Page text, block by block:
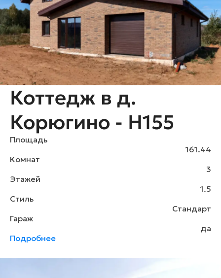
Коттедж в д.
Корюгино - H155
Площадь
161.44
Комнат
3
Этажей
1.5
Стиль
Стандарт
Гараж
да
Подробнее